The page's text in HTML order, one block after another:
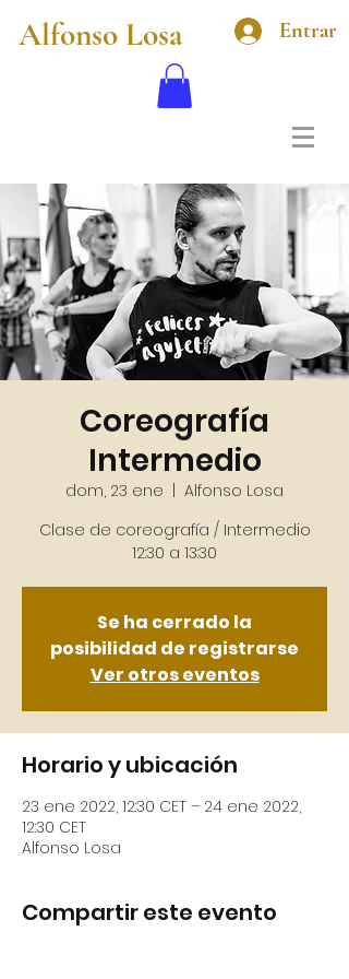
Alfonso Losa Entrar
Coreografía
Intermedio
dom, 23 ene
  |
Alfonso Losa
Clase de coreografía / Intermedio
12:30 a 13:30
Se ha cerrado la
posibilidad de registrarse
Ver otros eventos
Horario y ubicación
23 ene 2022, 12:30 CET – 24 ene 2022,
12:30 CET
Alfonso Losa
Compartir este evento